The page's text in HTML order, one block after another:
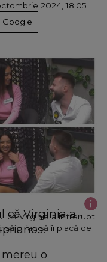
2024, 18:05
Google
că Virginia a întrerupt
să o fac să îi placă de
că Virginia a
o